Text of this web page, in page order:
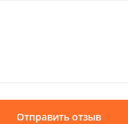
Отправить отзыв